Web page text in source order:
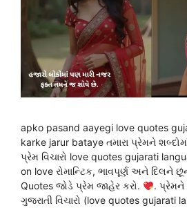
apko pasand aayegi love quotes
karke jarur bataye તમારા પ્રેમને
પ્રેમ વિચારો love quotes gujarati
on love રોમાન્ટિક, ભાવપૂર્ણ અને દિલને
Quotes જોડે પ્રેમ જાહેર કરો.
.
ગુજરાતી વિચારો (love quotes